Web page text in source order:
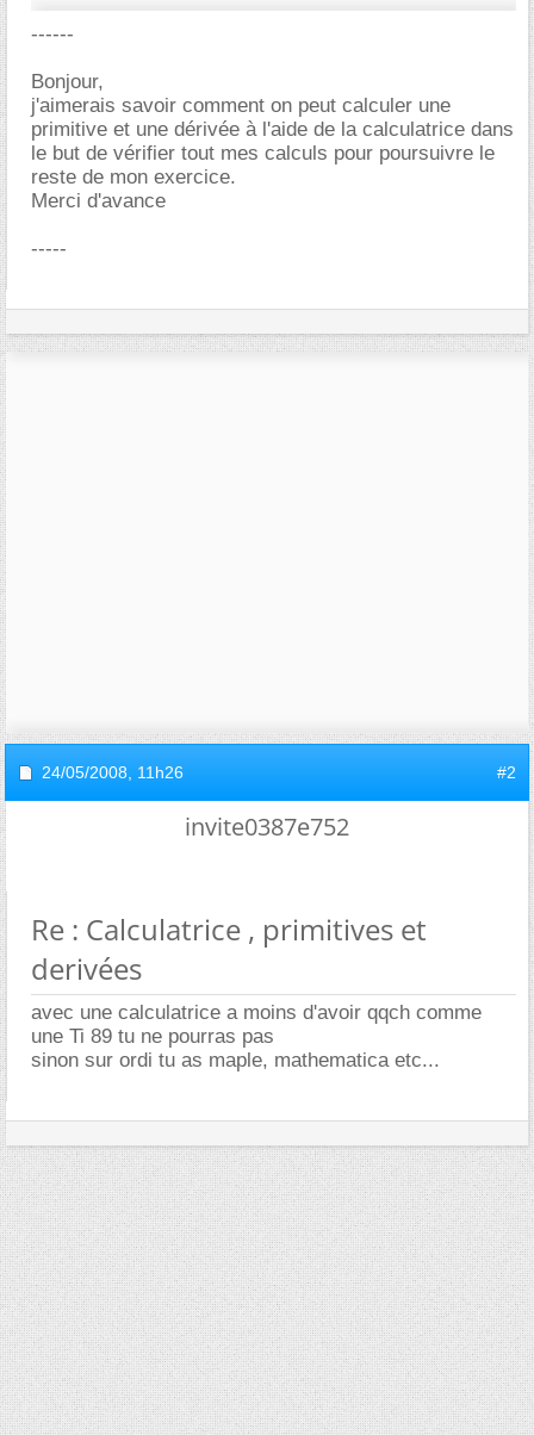
------
Bonjour,
j'aimerais savoir comment on peut calculer une
primitive et une dérivée à l'aide de la calculatrice dans
le but de vérifier tout mes calculs pour poursuivre le
reste de mon exercice.
Merci d'avance
-----
24/05/2008, 11h26 #2
invite0387e752
Re : Calculatrice , primitives et
derivées
avec une calculatrice a moins d'avoir qqch comme
une Ti 89 tu ne pourras pas
sinon sur ordi tu as maple, mathematica etc...